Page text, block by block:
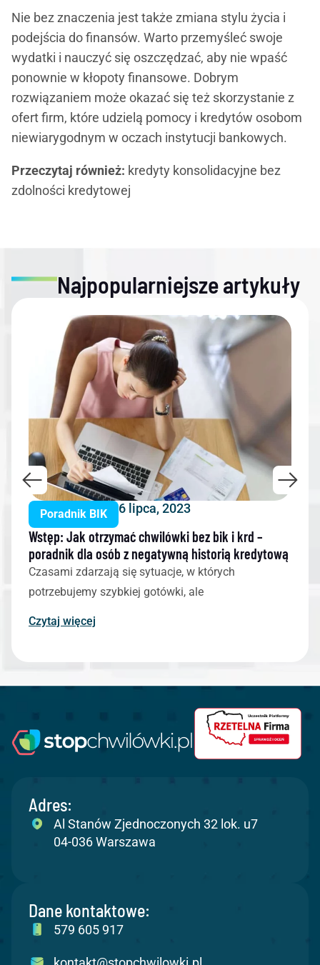
Nie bez znaczenia jest także zmiana stylu życia i
podejścia do finansów. Warto przemyśleć swoje
wydatki i nauczyć się oszczędzać, aby nie wpaść
ponownie w kłopoty finansowe. Dobrym
rozwiązaniem może okazać się też skorzystanie z
ofert firm, które udzielą pomocy i kredytów osobom
niewiarygodnym w oczach instytucji bankowych.
Przeczytaj również: kredyty konsolidacyjne bez
zdolności kredytowej
Najpopularniejsze artykuły
Poradnik BIK 6 lipca, 2023
Wstęp: Jak otrzymać chwilówki bez bik i krd –
poradnik dla osób z negatywną historią kredytową
Czasami zdarzają się sytuacje, w których
potrzebujemy szybkiej gotówki, ale
Czytaj więcej
Adres:
Al Stanów Zjednoczonych 32 lok. u7
04-036 Warszawa
Dane kontaktowe:
579 605 917